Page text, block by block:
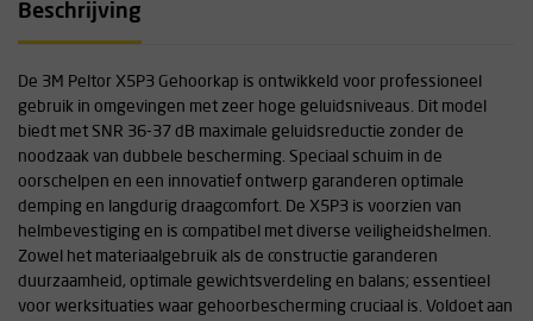
Beschrijving
De 3M Peltor X5P3 Gehoorkap is ontwikkeld voor professioneel
gebruik in omgevingen met zeer hoge geluidsniveaus. Dit model
biedt met SNR 36-37 dB maximale geluidsreductie zonder de
noodzaak van dubbele bescherming. Speciaal schuim in de
oorschelpen en een innovatief ontwerp garanderen optimale
demping en langdurig draagcomfort. De X5P3 is voorzien van
helmbevestiging en is compatibel met diverse veiligheidshelmen.
Zowel het materiaalgebruik als de constructie garanderen
duurzaamheid, optimale gewichtsverdeling en balans; essentieel
voor werksituaties waar gehoorbescherming cruciaal is. Voldoet aan